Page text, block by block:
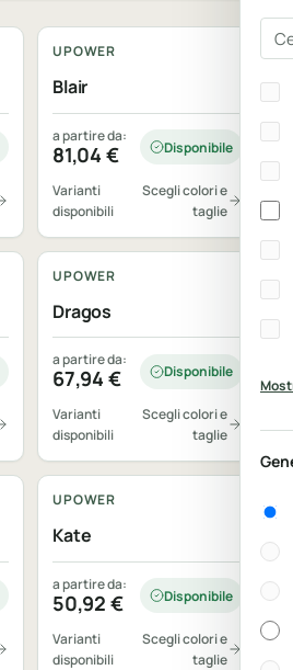
UPOWER
Blair
a partire da:
81,04 € Disponibile
Varianti
disponibili
Scegli colori e
taglie
UPOWER
Dragos
a partire da:
67,94 € Disponibile
Varianti
disponibili
Scegli colori e
taglie
UPOWER
Kate
a partire da:
50,92 € Disponibile
Varianti
disponibili
Scegli colori e
taglie